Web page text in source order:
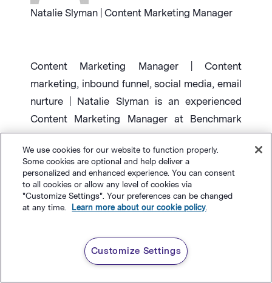
Natalie Slyman | Content Marketing Manager
Content Marketing Manager | Content
marketing, inbound funnel, social media, email
nurture | Natalie Slyman is an experienced
Content Marketing Manager at Benchmark
Email with a strong B2B background and a
knack for crafting pillar content that boosts
SEO and brand authority. She regularly shares
actionable insights—from remote-work
strategies to AI-powered content workflows
busy marketers.
We use cookies for our website to function properly.
Some cookies are optional and help deliver a
personalized and enhanced experience. You can consent
to all cookies or allow any level of cookies via
"Customize Settings". Your preferences can be changed
at any time.
Learn more about our cookie policy.
Customize Settings